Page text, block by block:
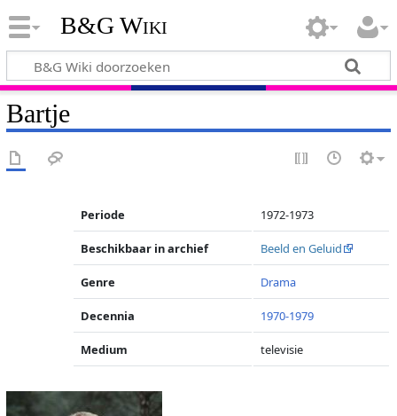
B&G Wiki
Bartje
Periode 1972-1973
Beschikbaar in archief Beeld en Geluid
Genre Drama
Decennia 1970-1979
Medium televisie